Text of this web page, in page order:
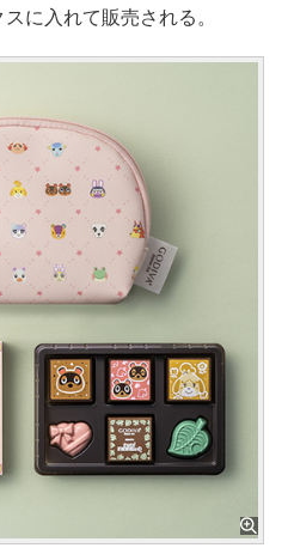
に入れて販売される。